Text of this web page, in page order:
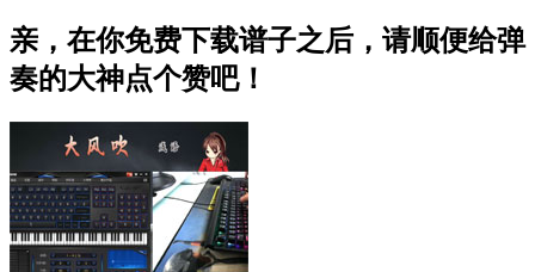
亲，在你免费下载谱子之后，请顺便给弹
奏的大神点个赞吧！